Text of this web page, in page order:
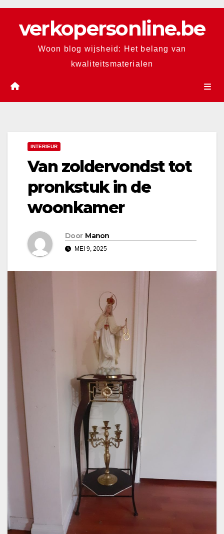
Skip
contentverkopersonline.be
Woon blog wijsheid: Het belang van
kwaliteitsmaterialen
INTERIEUR
Van zoldervondst tot
pronkstuk in de
woonkamer
Door Manon
MEI 9, 2025